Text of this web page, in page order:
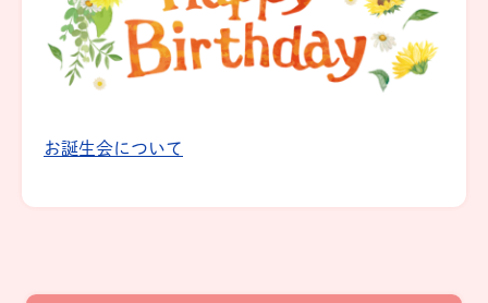
お誕生会について